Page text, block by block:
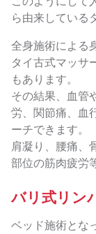
ら由来している
全身施術による
タイ古式マッサ
もあります。
その結果、血管
労、関節痛、血
ーチできます。
肩凝り、腰痛、
部位の筋肉疲労
バリ式リン
ベッド施術とな